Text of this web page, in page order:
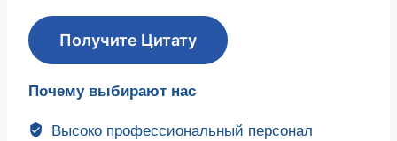
Получите Цитату
Почему выбирают нас
Высоко профессиональный персонал